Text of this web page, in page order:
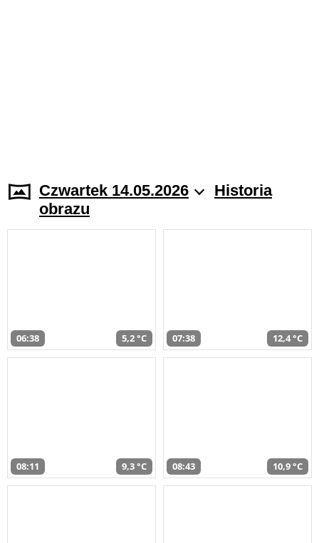
Czwartek 14.05.2026
Historia
obrazu
06:38 5,2 °C 07:38 12,4 °C
08:11 9,3 °C 08:43 10,9 °C